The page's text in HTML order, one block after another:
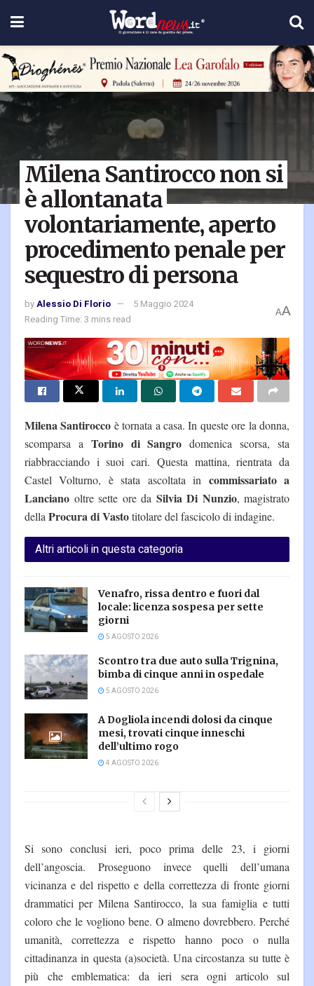
Milena Santirocco non si
è allontanata
volontariamente, aperto
procedimento penale per
sequestro di persona
byAlessio Di Florio
5 Maggio 2024
Reading Time: 3 mins read
AA
Milena Santirocco è tornata a casa. In queste ore la donna,
scomparsa a Torino di Sangro domenica scorsa, sta
riabbracciando i suoi cari. Questa mattina, rientrata da
Castel Volturno, è stata ascoltata in commissariato a
Lanciano oltre sette ore da Silvia Di Nunzio, magistrato
della Procura di Vastotitolare del fascicolo di indagine.
Altri articoli in questa categoria
Venafro, rissa dentro e fuori dal
locale: licenza sospesa per sette
giorni
5 AGOSTO 2026
Scontro tra due auto sulla Trignina,
bimba di cinque anni in ospedale
5 AGOSTO 2026
A Dogliola incendi dolosi da cinque
mesi, trovati cinque inneschi
dell’ultimo rogo
4 AGOSTO 2026
Si sono conclusi ieri, poco prima delle 23, i giorni
dell’angoscia. Proseguono invece quelli dell’umana
vicinanza e del rispetto e della correttezza di fronte giorni
drammatici per Milena Santirocco, la sua famiglia e tutti
coloro che le vogliono bene. O almeno dovrebbero. Perché
umanità, correttezza e rispetto hanno poco o nulla
cittadinanza in questa (a)società. Una circostanza su tutte è
più che emblematica: da ieri sera ogni articolo sul